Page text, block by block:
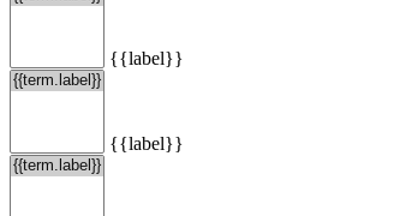
{{label}}
{{label}}